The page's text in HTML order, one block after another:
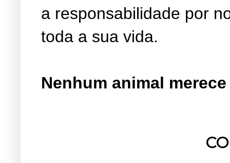
a responsabilidade por
toda a sua vida.
Nenhum animal